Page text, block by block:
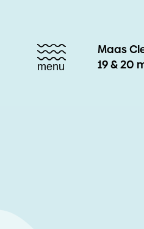
menu
Maas
19 & 20